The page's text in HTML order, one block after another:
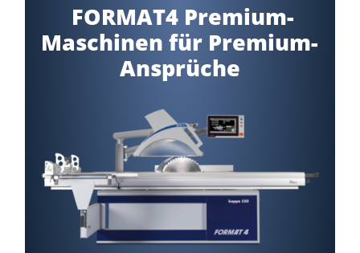
FORMAT4 Premium-
Maschinen für Premium-
Ansprüche